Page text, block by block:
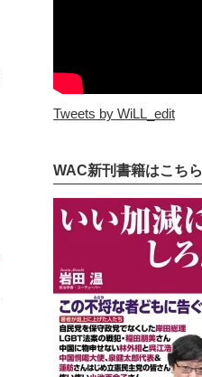
Tweets by WiLL_edit
WAC新刊書籍はこちら